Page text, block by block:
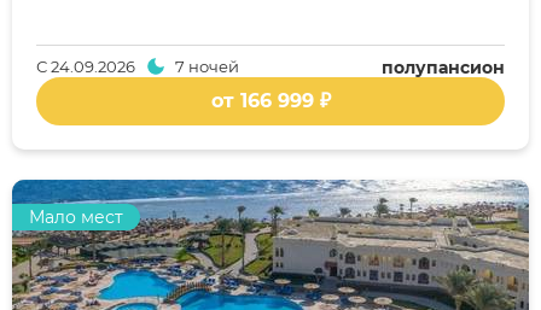
полупансион
С24.09.2026 7 ночей
от 166 999 ₽
Мало мест